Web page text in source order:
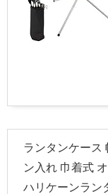
ランタンケース
ン入れ 巾着式
ハリケーンラン